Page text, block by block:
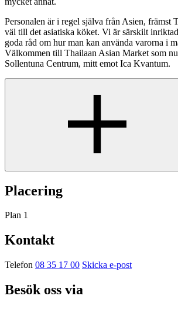
Personalen är i regel själva från Asien, främst
väl till det asiatiska köket. Vi är särskilt
goda råd om hur man kan använda varorna i
Välkommen till Thailaan Asian Market som
Sollentuna Centrum, mitt emot Ica Kvantum.
Placering
Plan 1
Kontakt
Telefon 08 35 17 00 Skicka e-post
Besök oss via